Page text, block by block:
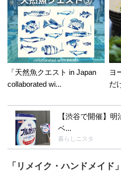
「天然魚クエスト in Japan
collaborated wi...
ヨ
だ
【渋谷で開催】
ベ...
暮らしニスタ
「リメイク・ハンドメイド